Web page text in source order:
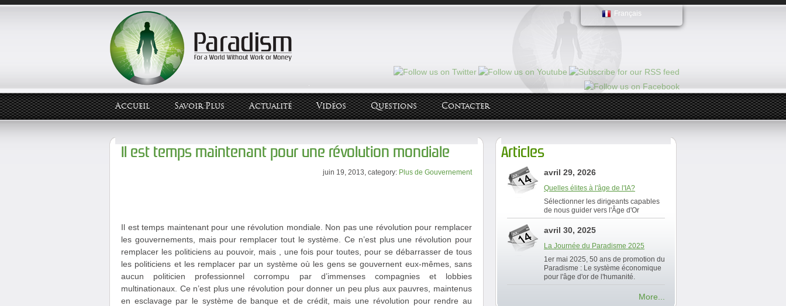
Français
Accueil Savoir Plus Actualité Vidéos Questions Contacter
Il est temps maintenant pour une révolution mondiale
juin 19, 2013, category: Plus de Gouvernement
Il est temps maintenant pour une révolution mondiale. Non pas une révolution pour remplacer
les gouvernements, mais pour remplacer tout le système. Ce n’est plus une révolution pour
remplacer les politiciens au pouvoir, mais , une fois pour toutes, pour se débarrasser de tous
les politiciens et les remplacer par un système où les gens se gouvernent eux-mêmes, sans
aucun politicien professionnel corrompu par d’immenses compagnies et lobbies
multinationaux. Ce n’est plus une révolution pour donner un peu plus aux pauvres, maintenus
en esclavage par le système de banque et de crédit, mais une révolution pour rendre au
Articles
avril 29, 2026
Quelles élites à l'âge de l'IA?
Sélectionner les dirigeants capables
de nous guider vers l'Âge d'Or
avril 30, 2025
La Journée du Paradisme 2025
1er mai 2025, 50 ans de promotion du
Paradisme : Le système économique
pour l'âge d'or de l'humanité.
More...